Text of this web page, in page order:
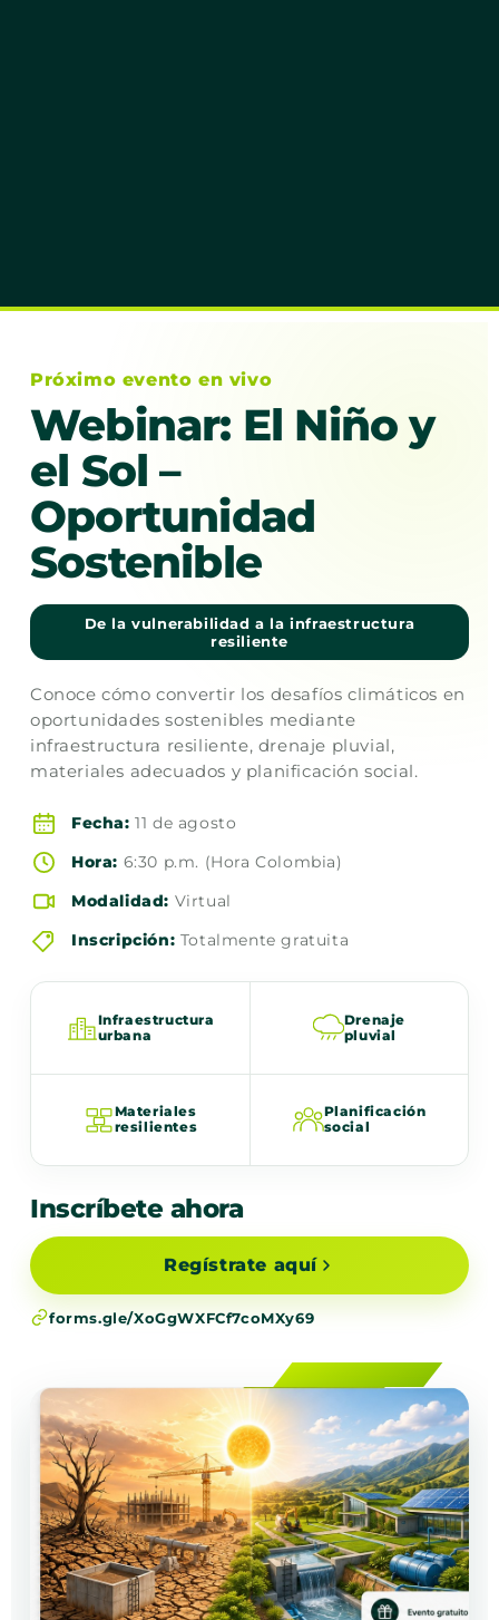
Próximo evento en vivo
Webinar: El Niño y
el Sol –
Oportunidad
Sostenible
De la vulnerabilidad a la infraestructura
resiliente
Conoce cómo convertir los desafíos climáticos en
oportunidades sostenibles mediante
infraestructura resiliente, drenaje pluvial,
materiales adecuados y planificación social.
Fecha: 11 de agosto
Hora: 6:30 p.m. (Hora Colombia)
Modalidad: Virtual
Inscripción: Totalmente gratuita
Infraestructura
urbana
Drenaje
pluvial
Materiales
resilientes
Planificación
social
Inscríbete ahora
Regístrate aquí
forms.gle/XoGgWXFCf7coMXy69